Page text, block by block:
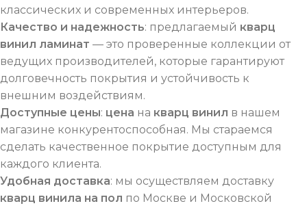
классических и современных интерьеров.
Качество и надежность: предлагаемый кварц
винил ламинат — это проверенные коллекции от
ведущих производителей, которые гарантируют
долговечность покрытия и устойчивость к
внешним воздействиям.
Доступные цены: цена на кварц винил в нашем
магазине конкурентоспособная. Мы стараемся
сделать качественное покрытие доступным для
каждого клиента.
Удобная доставка: мы осуществляем доставку
кварц винила на пол по Москве и Московской